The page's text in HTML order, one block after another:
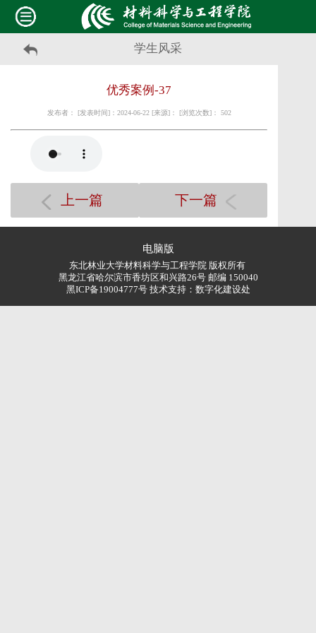
学生风采
优秀案例-37
发布者： [发表时间]：2024-06-22 [来源]： [浏览次数]： 502
上一篇 下一篇
电脑版
东北林业大学材料科学与工程学院 版权所有
黑龙江省哈尔滨市香坊区和兴路26号 邮编 150040
黑ICP备19004777号 技术支持： 数字化建设处